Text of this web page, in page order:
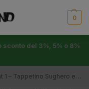
0
del 3%, 5% o 8%
Sughero e Gomma per Giradischi